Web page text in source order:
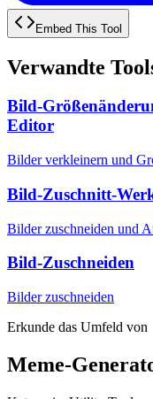
Embed This Tool
Verwandte
Bild-
Editor
Bilder verkleinern und
Bild-Zuschnitt-
Bilder zuschneiden und
Bild-Zuschneiden
Bilder zuschneiden
Erkunde das Umfeld von
Meme-